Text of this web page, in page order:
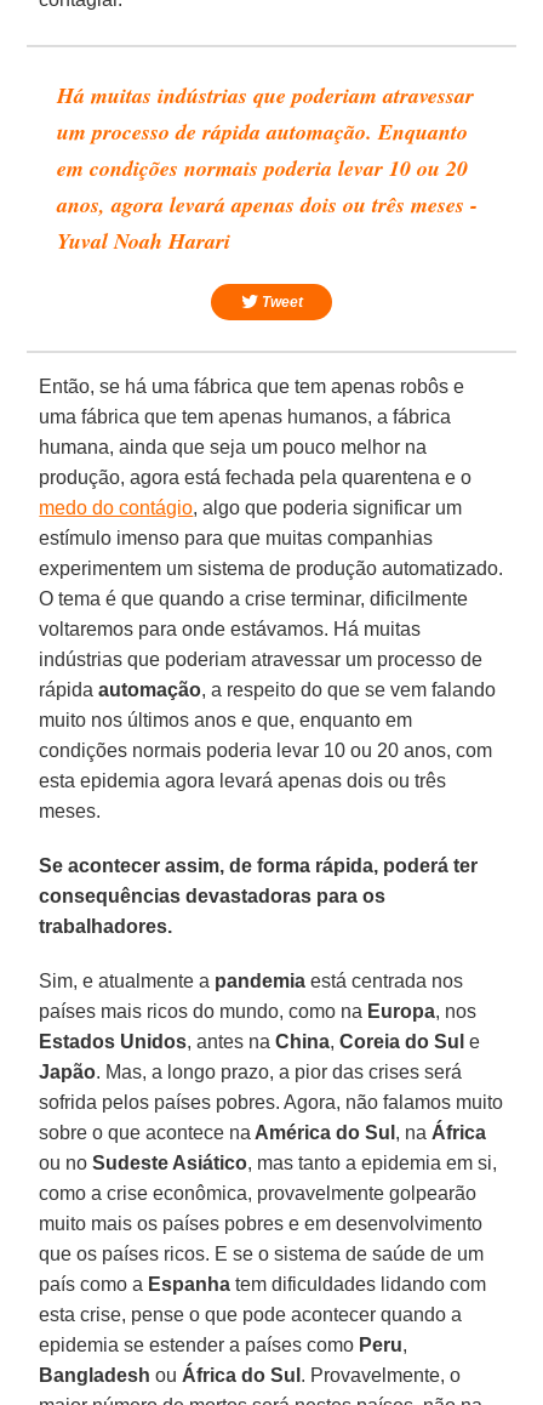
Há muitas indústrias que poderiam atravessar
um processo de rápida automação. Enquanto
em condições normais poderia levar 10 ou 20
anos, agora levará apenas dois ou três meses -
Yuval Noah Harari
Tweet
Então, se há uma fábrica que tem apenas robôs e
uma fábrica que tem apenas humanos, a fábrica
humana, ainda que seja um pouco melhor na
produção, agora está fechada pela quarentena e o
medo do contágio, algo que poderia significar um
estímulo imenso para que muitas companhias
experimentem um sistema de produção automatizado.
O tema é que quando a crise terminar, dificilmente
voltaremos para onde estávamos. Há muitas
indústrias que poderiam atravessar um processo de
rápidaautomação, a respeito do que se vem falando
muito nos últimos anos e que, enquanto em
condições normais poderia levar 10 ou 20 anos, com
esta epidemia agora levará apenas dois ou três
meses.
Se acontecer assim, de forma rápida, poderá ter
consequências devastadoras para os
trabalhadores.
Sim, e atualmente a pandemia está centrada nos
países mais ricos do mundo, como na Europa, nos
Estados Unidos, antes naChina,Coreia do Sul e
Japão. Mas, a longo prazo, a pior das crises será
sofrida pelos países pobres. Agora, não falamos muito
sobre o que acontece na América do Sul , na África
ou noSudeste Asiático, mas tanto a epidemia em si,
como a crise econômica, provavelmente golpearão
muito mais os países pobres e em desenvolvimento
que os países ricos. E se o sistema de saúde de um
país como a Espanha tem dificuldades lidando com
esta crise, pense o que pode acontecer quando a
epidemia se estender a países como Peru,
Bangladesh ou África do Sul . Provavelmente, o